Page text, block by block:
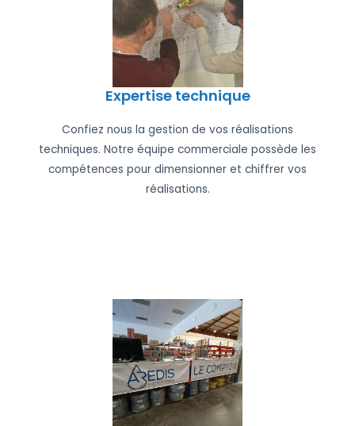
Expertise technique
Confiez nous la gestion de vos réalisations
techniques. Notre équipe commerciale possède les
compétences pour dimensionner et chiffrer vos
réalisations.